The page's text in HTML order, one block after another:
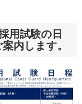
用試験の日
内します。